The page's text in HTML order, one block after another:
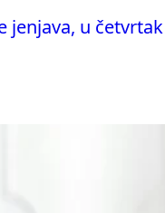
jenjava, u